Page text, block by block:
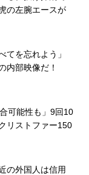
の左腕エースが
てを忘れよう」
内部映像だ！
可能性も」9回10
リストファー150
の外国人は信用